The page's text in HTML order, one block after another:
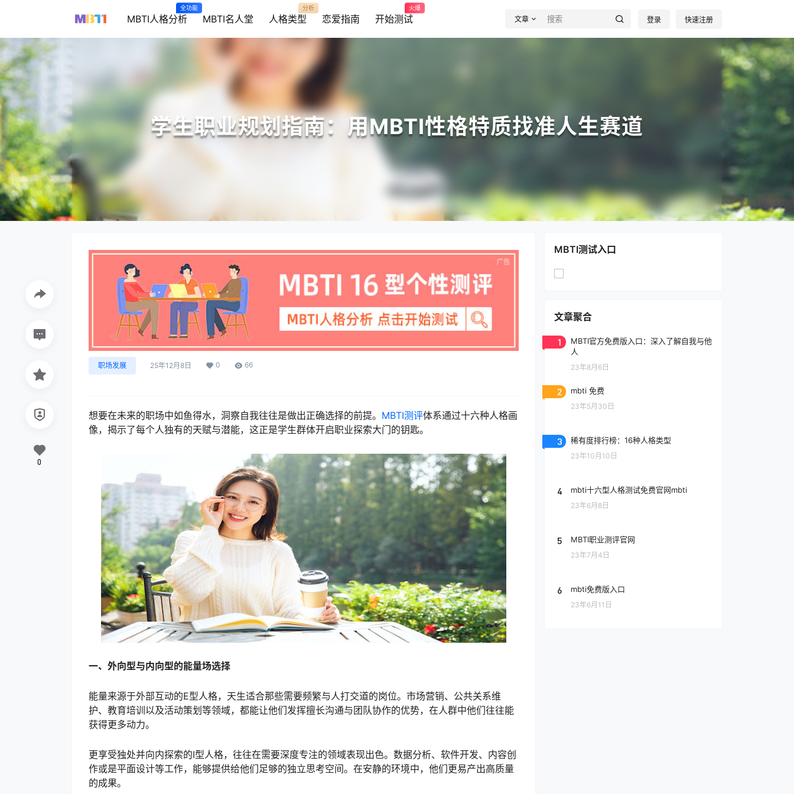
MBTI人格分析
全功能
MBTI名人堂 人格类型
分析
恋爱指南 开始测试
火爆
文章 登录 快速注册
学生职业规划指南：用MBTI性格特质找准人生赛道
职场发展 25年12月8日 0 66
想要在未来的职场中如鱼得水，洞察自我往往是做出正确选择的前提。 MBTI测评体系通过十六种人格画
像，揭示了每个人独有的天赋与潜能，这正是学生群体开启职业探索大门的钥匙。
一、外向型与内向型的能量场选择
能量来源于外部互动的E型人格，天生适合那些需要频繁与人打交道的岗位。市场营销、公共关系维
护、教育培训以及活动策划等领域，都能让他们发挥擅长沟通与团队协作的优势，在人群中他们往往能
获得更多动力。
更享受独处并向内探索的I型人格，往往在需要深度专注的领域表现出色。数据分析、软件开发、内容创
作或是平面设计等工作，能够提供给他们足够的独立思考空间。在安静的环境中，他们更易产出高质量
的成果。
0
MBTI测试入口
文章聚合
1
MBTI官方免费版入口：深入了解自我与他
人
23年8月6日
2 mbti 免费
23年5月30日
3 稀有度排行榜：16种人格类型
23年10月10日
4 mbti十六型人格测试免费官网mbti
23年6月8日
5 MBTI职业测评官网
23年7月4日
6 mbti免费版入口
23年6月11日